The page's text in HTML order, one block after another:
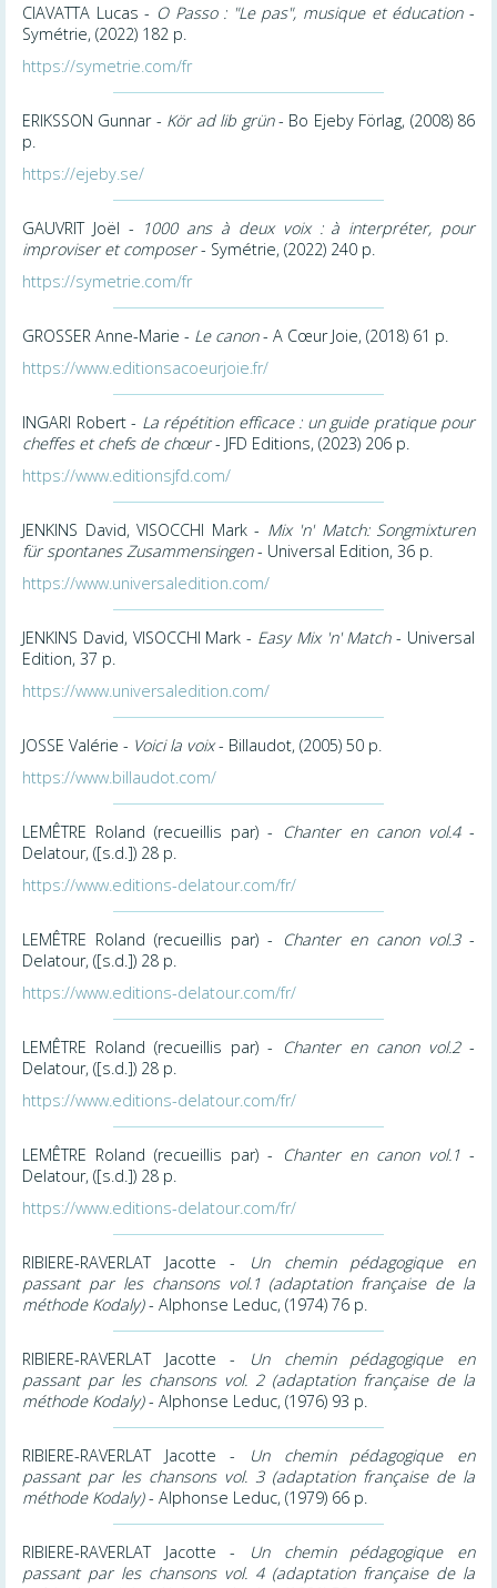
CIAVATTA Lucas - O Passo : "Le pas", musique et éducation-
Symétrie, (2022) 182 p.
https://symetrie.com/fr
ERIKSSON Gunnar - Kör ad lib grün- Bo Ejeby Förlag, (2008) 86
p.
https://ejeby.se/
GAUVRIT Joël - 1000 ans à deux voix : à interpréter, pour
improviser et composer- Symétrie, (2022) 240 p.
https://symetrie.com/fr
GROSSER Anne-Marie - Le canon- A Cœur Joie, (2018) 61 p.
https://www.editionsacoeurjoie.fr/
INGARI Robert - La répétition efficace : un guide pratique pour
cheffes et chefs de chœur- JFD Editions, (2023) 206 p.
https://www.editionsjfd.com/
JENKINS David, VISOCCHI Mark - Mix 'n' Match: Songmixturen
für spontanes Zusammensingen- Universal Edition, 36 p.
https://www.universaledition.com/
JENKINS David, VISOCCHI Mark - Easy Mix 'n' Match- Universal
Edition, 37 p.
https://www.universaledition.com/
JOSSE Valérie - Voici la voix- Billaudot, (2005) 50 p.
https://www.billaudot.com/
LEMÊTRE Roland (recueillis par) - Chanter en canon vol.4-
Delatour, ([s.d.]) 28 p.
https://www.editions-delatour.com/fr/
LEMÊTRE Roland (recueillis par) - Chanter en canon vol.3-
Delatour, ([s.d.]) 28 p.
https://www.editions-delatour.com/fr/
LEMÊTRE Roland (recueillis par) - Chanter en canon vol.2-
Delatour, ([s.d.]) 28 p.
https://www.editions-delatour.com/fr/
LEMÊTRE Roland (recueillis par) - Chanter en canon vol.1-
Delatour, ([s.d.]) 28 p.
https://www.editions-delatour.com/fr/
RIBIERE-RAVERLAT Jacotte -
Un chemin pédagogique en
passant par les chansons vol.1 (adaptation française de la
méthode Kodaly)- Alphonse Leduc, (1974) 76 p.
RIBIERE-RAVERLAT Jacotte -
Un chemin pédagogique en
passant par les chansons vol. 2 (adaptation française de la
méthode Kodaly)- Alphonse Leduc, (1976) 93 p.
RIBIERE-RAVERLAT Jacotte -
Un chemin pédagogique en
passant par les chansons vol. 3 (adaptation française de la
méthode Kodaly)- Alphonse Leduc, (1979) 66 p.
RIBIERE-RAVERLAT Jacotte -
Un chemin pédagogique en
passant par les chansons vol. 4 (adaptation française de la